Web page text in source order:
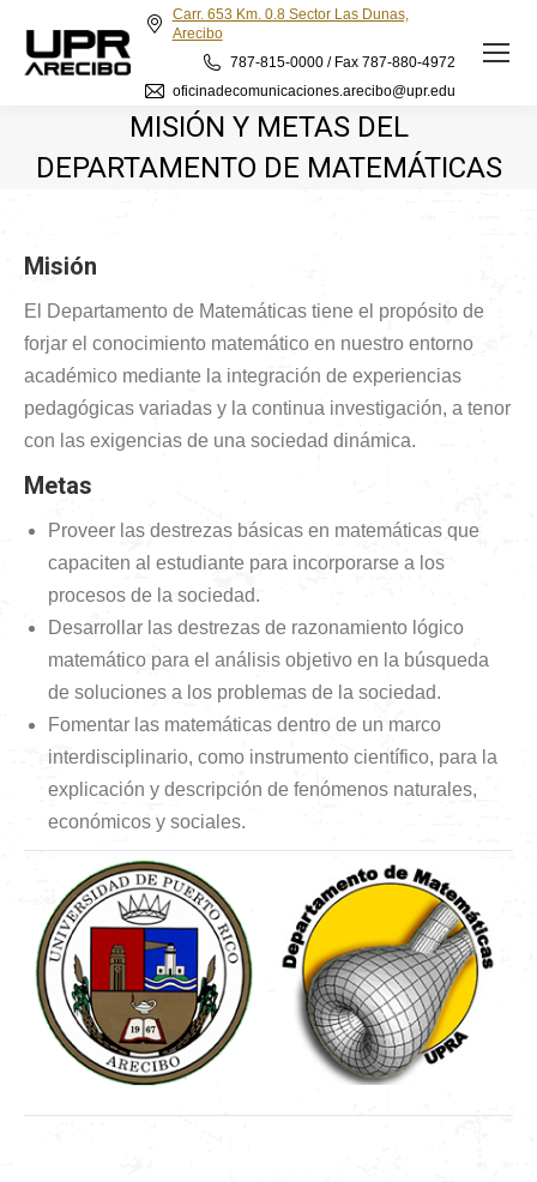
Carr. 653 Km. 0.8 Sector Las Dunas,
Arecibo
787-815-0000 / Fax 787-880-4972
oficinadecomunicaciones.arecibo@upr.edu
MISIÓN Y METAS DEL
DEPARTAMENTO DE MATEMÁTICAS
Misión
El Departamento de Matemáticas tiene el propósito de
forjar el conocimiento matemático en nuestro entorno
académico mediante la integración de experiencias
pedagógicas variadas y la continua investigación, a tenor
con las exigencias de una sociedad dinámica.
Metas
Proveer las destrezas básicas en matemáticas que
capaciten al estudiante para incorporarse a los
procesos de la sociedad.
Desarrollar las destrezas de razonamiento lógico
matemático para el análisis objetivo en la búsqueda
de soluciones a los problemas de la sociedad.
Fomentar las matemáticas dentro de un marco
interdisciplinario, como instrumento científico, para la
explicación y descripción de fenómenos naturales,
económicos y sociales.